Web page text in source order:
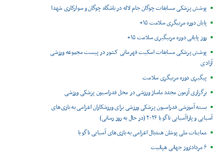
پوشش پزشکی مسابقات چوگان جام لاله در باشگاه چوگان و سوارکاری شهدا
پایان دوره مربیگری سلامت ۱۵+
روز پایانی دوره مربیگیری سلامت ۱۵+
پوشش پزشکی مسابقات اسکیت قهرمانی کشور در پیست مجموعه ورزشی
آزادی
پیگیری دوره مربیگری سلامت
برگزاری آزمون مجدد ماساژ ورزشی در محل فدراسیون پزشکی ورزشی
بسته آموزشی فدراسیون پزشکی ورزشی برای ورزشکاران اعزامی به بازی‌های
آسیایی و پاراآسیایی ناگویا ۲۰۲۶ (در حال به روز رسانی)
معاینات ملی پوشان هندبال اعزامی به بازی‌های آسیایی ناگویا
۶ مرداد؛روز جهانی هپاتیت